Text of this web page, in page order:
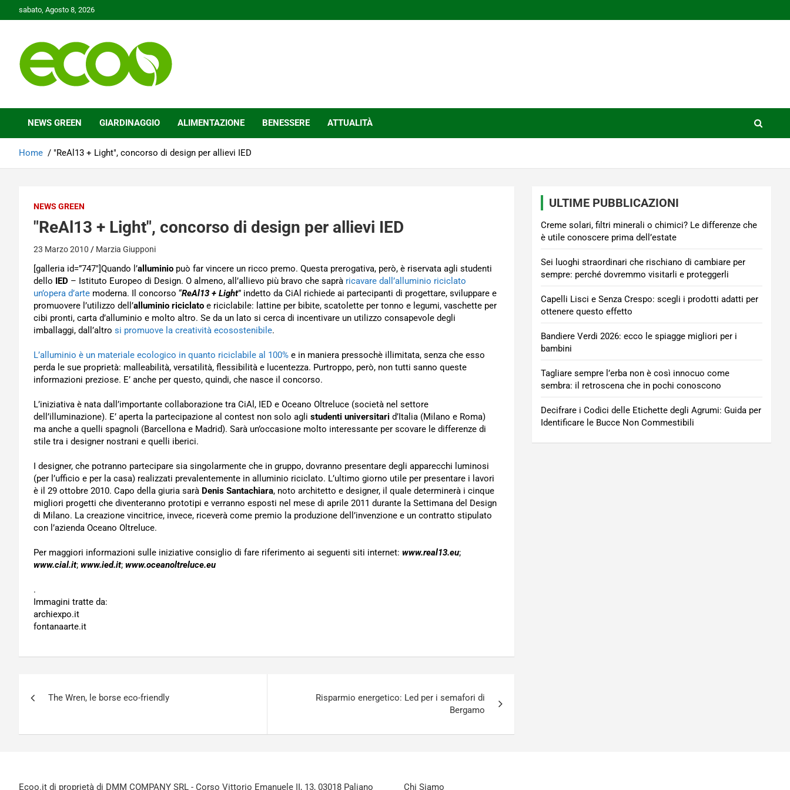
to
sabato, Agosto 8, 2026
Ecoo.it
NEWS GREEN GIARDINAGGIO ALIMENTAZIONE BENESSERE ATTUALITÀ
Home "ReAl13 + Light", concorso di design per allievi IED
NEWS GREEN
"ReAl13 + Light", concorso di design per allievi IED
23 Marzo 2010 Marzia Giupponi
[galleria id=”747″]Quando l’alluminio può far vincere un ricco premo. Questa prerogativa, però, è riservata agli studenti
dello IED – Istituto Europeo di Design. O almeno, all’allievo più bravo che saprà ricavare dall’alluminio riciclato
un’opera d’arte moderna. Il concorso “ReAl13 + Light” indetto da CiAl richiede ai partecipanti di progettare, sviluppare e
promuovere l’utilizzo dell’alluminio riciclato e riciclabile: lattine per bibite, scatolette per tonno e legumi, vaschette per
cibi pronti, carta d’alluminio e molto altro. Se da un lato si cerca di incentivare un utilizzo consapevole degli
imballaggi, dall’altro si promuove la creatività ecosostenibile.
L’alluminio è un materiale ecologico in quanto riciclabile al 100% e in maniera pressochè illimitata, senza che esso
perda le sue proprietà: malleabilità, versatilità, flessibilità e lucentezza. Purtroppo, però, non tutti sanno queste
informazioni preziose. E’ anche per questo, quindi, che nasce il concorso.
L’iniziativa è nata dall’importante collaborazione tra CiAl, IED e Oceano Oltreluce (società nel settore
dell’illuminazione). E’ aperta la partecipazione al contest non solo agli studenti universitari d’Italia (Milano e Roma)
ma anche a quelli spagnoli (Barcellona e Madrid). Sarà un’occasione molto interessante per scovare le differenze di
stile tra i designer nostrani e quelli iberici.
I designer, che potranno partecipare sia singolarmente che in gruppo, dovranno presentare degli apparecchi luminosi
(per l’ufficio e per la casa) realizzati prevalentemente in alluminio riciclato. L’ultimo giorno utile per presentare i lavori
è il 29 ottobre 2010. Capo della giuria sarà Denis Santachiara, noto architetto e designer, il quale determinerà i cinque
migliori progetti che diventeranno prototipi e verranno esposti nel mese di aprile 2011 durante la Settimana del Design
di Milano. La creazione vincitrice, invece, riceverà come premio la produzione dell’invenzione e un contratto stipulato
con l’azienda Oceano Oltreluce.
Per maggiori informazioni sulle iniziative consiglio di fare riferimento ai seguenti siti internet: www.real13.eu;
www.cial.it; www.ied.it; www.oceanoltreluce.eu
.
Immagini tratte da:
archiexpo.it
fontanaarte.it
The Wren, le borse eco-friendly
Risparmio energetico: Led per i semafori di
Bergamo
ULTIME PUBBLICAZIONI
Creme solari, filtri minerali o chimici? Le differenze che
è utile conoscere prima dell’estate
Sei luoghi straordinari che rischiano di cambiare per
sempre: perché dovremmo visitarli e proteggerli
Capelli Lisci e Senza Crespo: scegli i prodotti adatti per
ottenere questo effetto
Bandiere Verdi 2026: ecco le spiagge migliori per i
bambini
Tagliare sempre l’erba non è così innocuo come
sembra: il retroscena che in pochi conoscono
Decifrare i Codici delle Etichette degli Agrumi: Guida per
Identificare le Bucce Non Commestibili
Ecoo.it di proprietà di DMM COMPANY SRL - Corso Vittorio Emanuele II, 13, 03018 Paliano Chi Siamo